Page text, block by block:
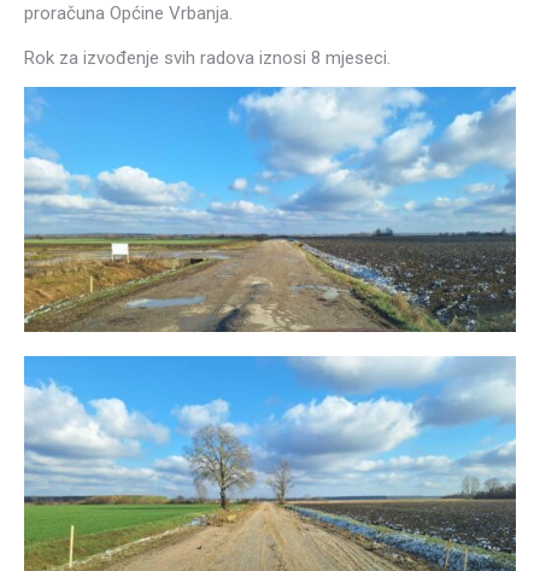
proračuna Općine Vrbanja.
Rok za izvođenje svih radova iznosi 8 mjeseci.